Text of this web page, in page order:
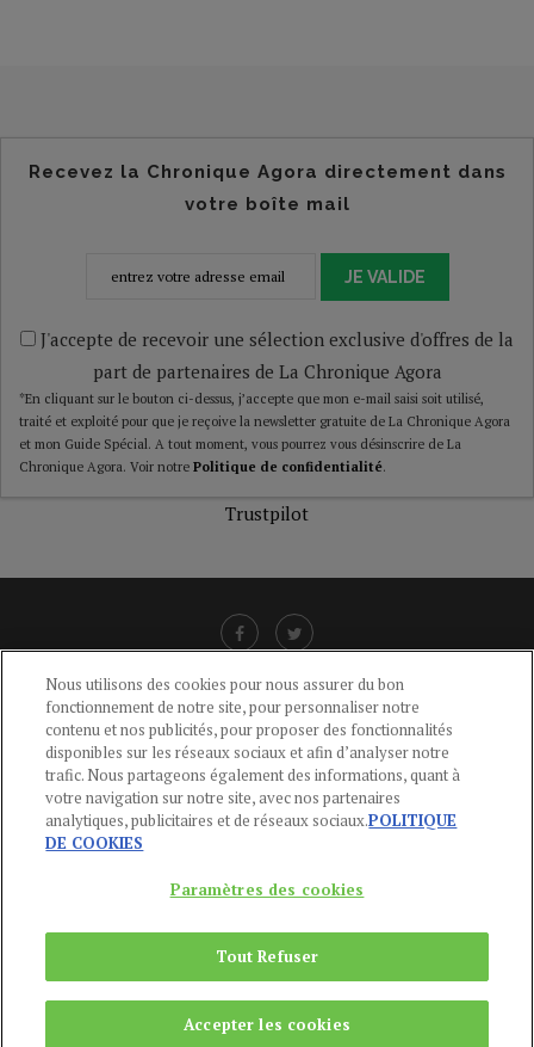
Recevez la Chronique Agora directement dans
votre boîte mail
JE VALIDE
J'accepte de recevoir une sélection exclusive d'offres de la
part de partenaires de La Chronique Agora
*En cliquant sur le bouton ci-dessus, j’accepte que mon e-mail saisi soit utilisé,
traité et exploité pour que je reçoive la newsletter gratuite de La Chronique Agora
et mon Guide Spécial. A tout moment, vous pourrez vous désinscrire de La
Chronique Agora. Voir notre Politique de confidentialité.
Trustpilot
CGU-POLITIQUE DE CONFIDENTIALITÉ -POLITIQUE DES COOKIES
MENTIONS LÉGALES -AIDE
CONTACT
01 44 59 91 11
Du Lundi au Vendredi, 9h-13h et 14h-17h
Copyright © 2024Publications Agora
REMONTER
Nous utilisons des cookies pour nous assurer du bon
fonctionnement de notre site, pour personnaliser notre
contenu et nos publicités, pour proposer des fonctionnalités
disponibles sur les réseaux sociaux et afin d’analyser notre
trafic. Nous partageons également des informations, quant à
votre navigation sur notre site, avec nos partenaires
analytiques, publicitaires et de réseaux sociaux.POLITIQUE
DE COOKIES
Paramètres des cookies
Tout Refuser
Accepter les cookies